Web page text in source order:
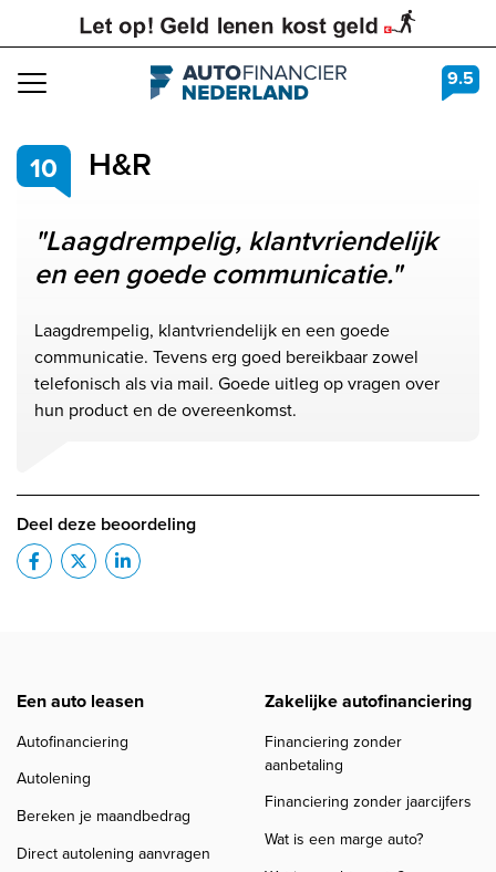
Navigation 9.5
10 H&R
"Laagdrempelig, klantvriendelijk
en een goede communicatie."
Laagdrempelig, klantvriendelijk en een goede
communicatie. Tevens erg goed bereikbaar zowel
telefonisch als via mail. Goede uitleg op vragen over
hun product en de overeenkomst.
Deel deze beoordeling
Een auto leasen
Autofinanciering
Autolening
Bereken je maandbedrag
Direct autolening aanvragen
Zakelijke autofinanciering
Financiering zonder
aanbetaling
Financiering zonder jaarcijfers
Wat is een marge auto?